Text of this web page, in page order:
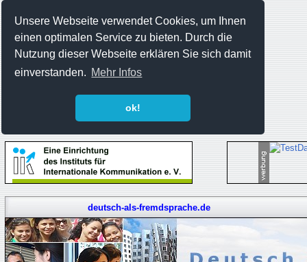
Unsere Webseite verwendet Cookies, um Ihnen
einen optimalen Service zu bieten. Durch die
Nutzung dieser Webseite erklären Sie sich damit
einverstanden. Mehr Infos
ok!
deutsch-als-fremdsprache.de